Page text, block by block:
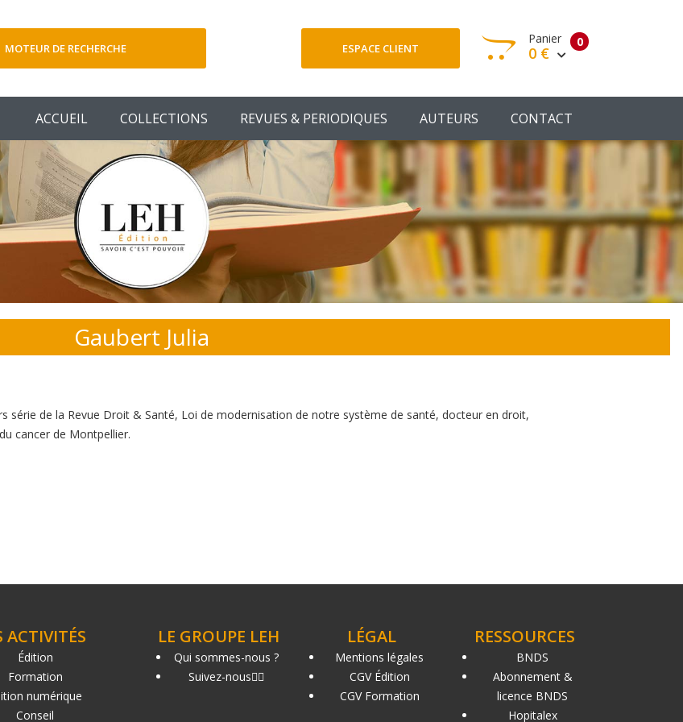
MOTEUR DE RECHERCHE ESPACE CLIENT 0
Panier
0 €
Votre panier est vide
Votre Panier
ACCUEIL COLLECTIONS REVUES & PERIODIQUES AUTEURS CONTACT
Gaubert Julia
série de la Revue Droit & Santé, Loi de modernisation de notre système de santé, docteur en droit,
cancer de Montpellier.
ACTIVITÉS
Édition
Formation
numérique
Conseil
LE GROUPE LEH
Qui sommes-nous ?
Suivez-nous
LÉGAL
Mentions légales
CGV Édition
CGV Formation
RESSOURCES
BNDS
Abonnement &
licence BNDS
Hopitalex